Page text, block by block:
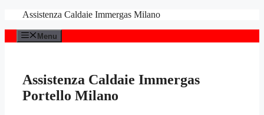
contenuto
Assistenza Caldaie Immergas Milano
Menu
Assistenza Caldaie Immergas
Portello Milano